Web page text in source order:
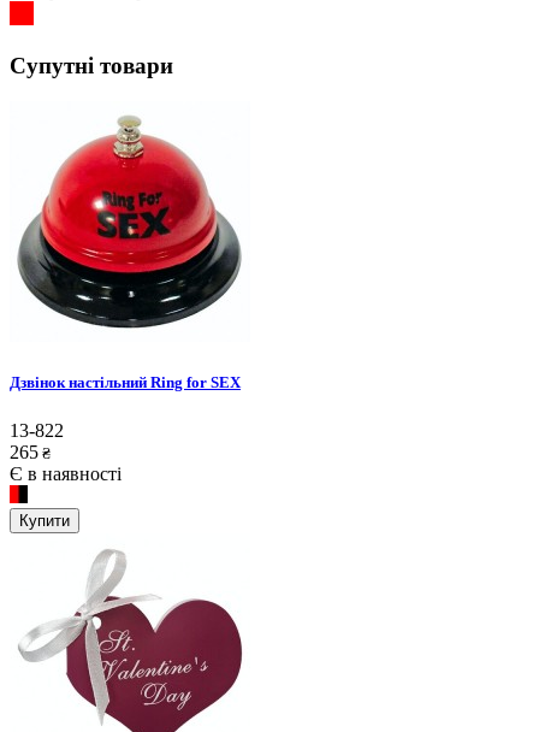
Супутні товари
Дзвінок настільний Ring for SEX
13-822
265 ₴
Є в наявності
Купити